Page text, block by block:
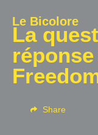
Le Bicolore
La
Share